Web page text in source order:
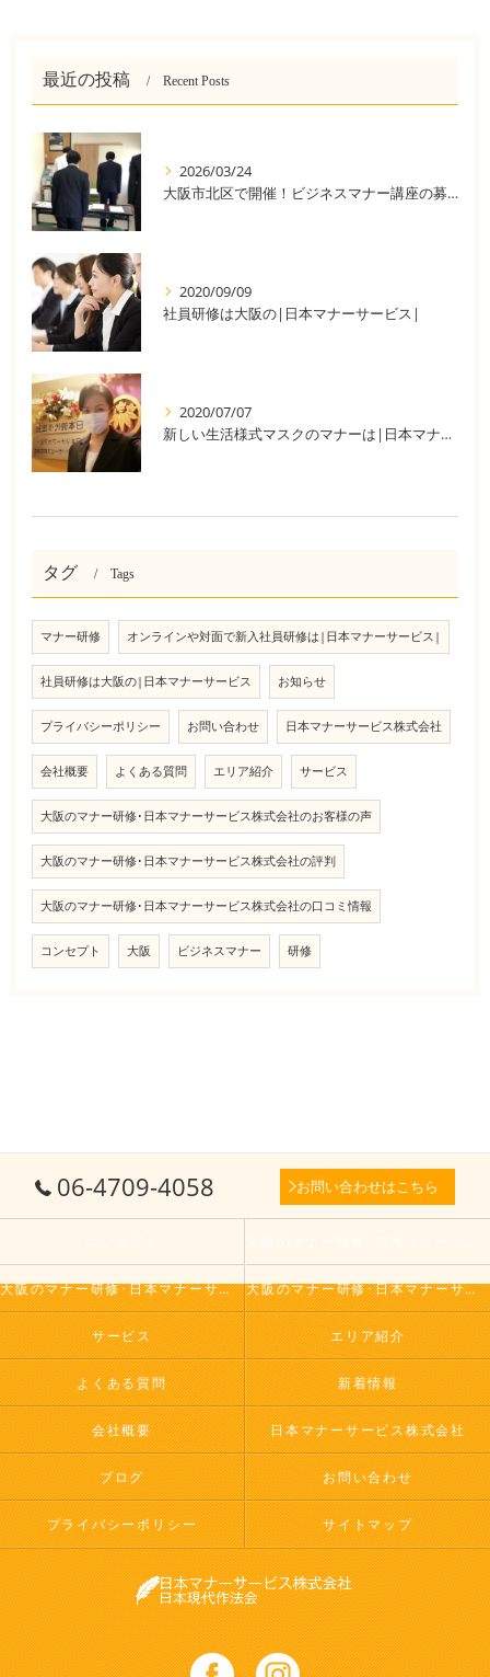
最近の投稿 Recent Posts
2026/03/24
大阪市北区で開催！ビジネスマナー講座の募集中
2020/09/09
社員研修は大阪の|日本マナーサービス|
2020/07/07
新しい生活様式マスクのマナーは|日本マナーサービス株式会社|
タグ Tags
マナー研修 オンラインや対面で新入社員研修は|日本マナーサービス|
社員研修は大阪の|日本マナーサービス お知らせ
プライバシーポリシー お問い合わせ 日本マナーサービス株式会社
会社概要 よくある質問 エリア紹介 サービス
大阪のマナー研修･日本マナーサービス株式会社のお客様の声
大阪のマナー研修･日本マナーサービス株式会社の評判
大阪のマナー研修･日本マナーサービス株式会社の口コミ情報
コンセプト 大阪 ビジネスマナー 研修
06-4709-4058 お問い合わせはこちら
大阪のマナー研修･日本マナーサービス株式会社の評判 大阪のマナー研修･日本マナーサービス株式会社のお客様の声
サービス エリア紹介
よくある質問 新着情報
会社概要 日本マナーサービス株式会社
ブログ お問い合わせ
プライバシーポリシー サイトマップ